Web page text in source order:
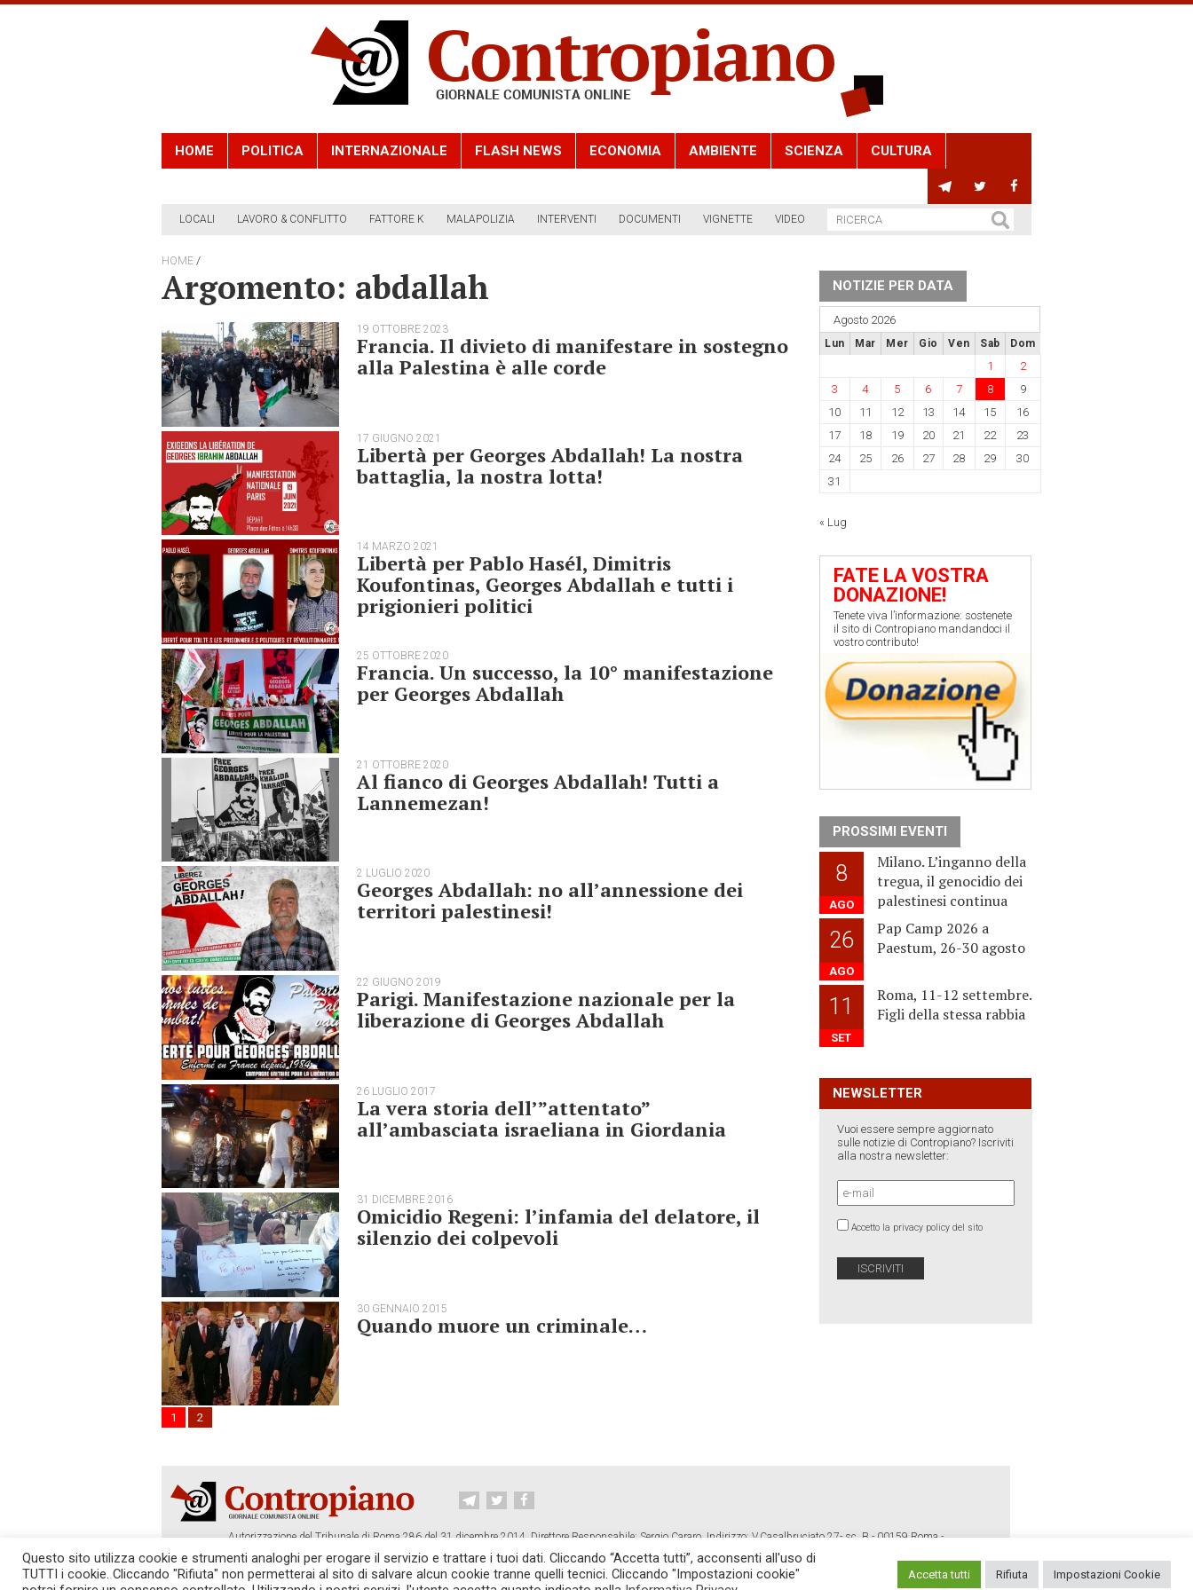
HOME POLITICA INTERNAZIONALE FLASH NEWS ECONOMIA AMBIENTE SCIENZA CULTURA
LOCALI LAVORO & CONFLITTO FATTORE K MALAPOLIZIA INTERVENTI DOCUMENTI VIGNETTE VIDEO
HOME /
Argomento: abdallah
19 OTTOBRE 2023
Francia. Il divieto di manifestare in sostegno
alla Palestina è alle corde
17 GIUGNO 2021
Libertà per Georges Abdallah! La nostra
battaglia, la nostra lotta!
14 MARZO 2021
Libertà per Pablo Hasél, Dimitris
Koufontinas, Georges Abdallah e tutti i
prigionieri politici
25 OTTOBRE 2020
Francia. Un successo, la 10° manifestazione
per Georges Abdallah
21 OTTOBRE 2020
Al fianco di Georges Abdallah! Tutti a
Lannemezan!
2 LUGLIO 2020
Georges Abdallah: no all’annessione dei
territori palestinesi!
22 GIUGNO 2019
Parigi. Manifestazione nazionale per la
liberazione di Georges Abdallah
26 LUGLIO 2017
La vera storia dell’”attentato”
all’ambasciata israeliana in Giordania
31 DICEMBRE 2016
Omicidio Regeni: l’infamia del delatore, il
silenzio dei colpevoli
30 GENNAIO 2015
Quando muore un criminale…
1 2
NOTIZIE PER DATA
Agosto 2026
Lun Mar Mer Gio Ven Sab Dom
1
2
3
4 5 6 7 8
9
10
11 12 13 14 15
16
17
18 19 20 21 22
23
24
25 26 27 28 29
30
31
« Lug
FATE LA VOSTRA
DONAZIONE!
Tenete viva l’informazione: sostenete
il sito di Contropiano mandandoci il
vostro contributo!
PROSSIMI EVENTI
8
AGO
Milano. L’inganno della
tregua, il genocidio dei
palestinesi continua
26
AGO
Pap Camp 2026 a
Paestum, 26-30 agosto
11
SET
Roma, 11-12 settembre.
Figli della stessa rabbia
NEWSLETTER
Vuoi essere sempre aggiornato
sulle notizie di Contropiano? Iscriviti
alla nostra newsletter:
Accetto la privacy policy del sito
Autorizzazione del Tribunale di Roma 286 del 31 dicembre 2014. Direttore Responsabile: Sergio Cararo. Indirizzo: V.Casalbruciato 27- sc. B - 00159 Roma -
Tel. 06.640.122.19 -
redazione@contropiano.org
SOSTIENICI! REDAZIONE CONTATTI TG CONTROPIANO LINK CONSIGLIATI PRIVACY COOKIE POLICY
Questo sito utilizza cookie e strumenti analoghi per erogare il servizio e trattare i tuoi dati. Cliccando “Accetta tutti”, acconsenti all'uso di
TUTTI i cookie. Cliccando "Rifiuta" non permetterai al sito di salvare alcun cookie tranne quelli tecnici. Cliccando "Impostazioni cookie"
Accetta tutti Rifiuta Impostazioni Cookie